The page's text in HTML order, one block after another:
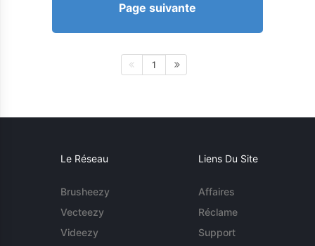
Page suivante
1
Le Réseau
Brusheezy
Vecteezy
Videezy
Liens Du Site
Affaires
Réclame
Support